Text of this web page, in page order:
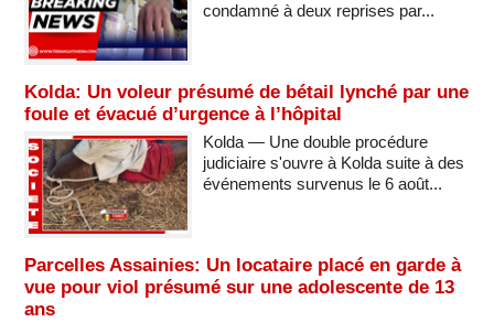
condamné à deux reprises par...
Kolda: Un voleur présumé de bétail lynché par une
foule et évacué d’urgence à l’hôpital
Kolda — Une double procédure
judiciaire s'ouvre à Kolda suite à des
événements survenus le 6 août...
Parcelles Assainies: Un locataire placé en garde à
vue pour viol présumé sur une adolescente de 13
ans